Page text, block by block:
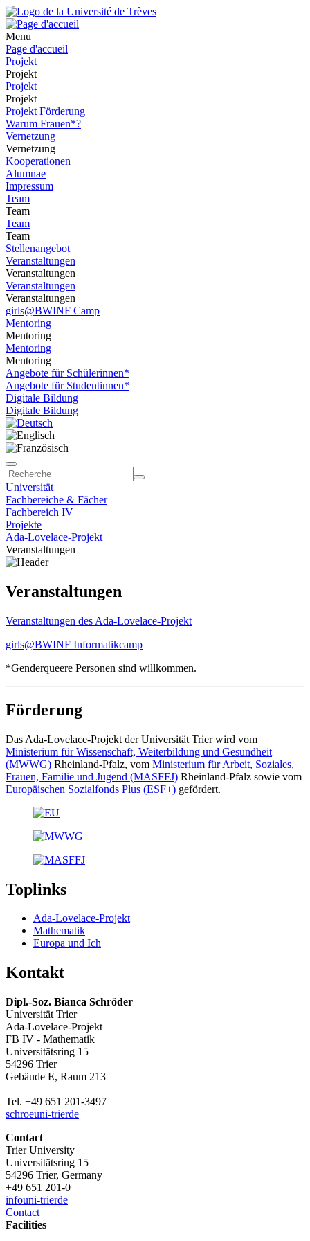
Menu
Page d'accueil
Projekt
Projekt
Projekt
Projekt
Projekt Förderung
Warum Frauen*?
Vernetzung
Vernetzung
Kooperationen
Alumnae
Impressum
Team
Team
Team
Team
Stellenangebot
Veranstaltungen
Veranstaltungen
Veranstaltungen
Veranstaltungen
girls@BWINF Camp
Mentoring
Mentoring
Mentoring
Mentoring
Angebote für Schülerinnen*
Angebote für Studentinnen*
Digitale Bildung
Digitale Bildung
Universität
Fachbereiche & Fächer
Fachbereich IV
Projekte
Ada-Lovelace-Projekt
Veranstaltungen
Veranstaltungen
Veranstaltungen des Ada-Lovelace-Projekt
girls@BWINF Informatikcamp
*Genderqueere Personen sind willkommen.
Förderung
Das Ada-Lovelace-Projekt der Universität Trier wird vom
Ministerium für Wissenschaft, Weiterbildung und Gesundheit
(MWWG) Rheinland-Pfalz, vom Ministerium für Arbeit, Soziales,
Frauen, Familie und Jugend (MASFFJ) Rheinland-Pfalz sowie vom
Europäischen Sozialfonds Plus (ESF+) gefördert.
Toplinks
Ada-Lovelace-Projekt
Mathematik
Europa und Ich
Kontakt
Dipl.-Soz. Bianca Schröder
Universität Trier
Ada-Lovelace-Projekt
FB IV - Mathematik
Universitätsring 15
54296 Trier
Gebäude E, Raum 213
Tel. +49 651 201-3497
schroeuni-trierde
Contact
Trier University
Universitätsring 15
54296 Trier, Germany
+49 651 201-0
infouni-trierde
Contact
Facilities